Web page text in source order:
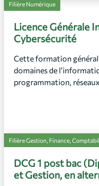
Filière Numérique
Licence Générale
Cybersécurité
Cette formation
domaines de
programmation,
Filière Gestion, Finance,
DCG 1 post bac
et Gestion, en